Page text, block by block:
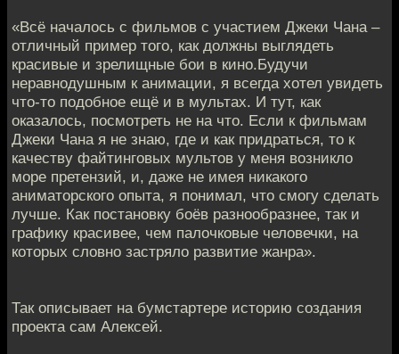
«Всё началось с фильмов с участием Джеки Чана –
отличный пример того, как должны выглядеть
красивые и зрелищные бои в кино.Будучи
неравнодушным к анимации, я всегда хотел увидеть
что-то подобное ещё и в мультах. И тут, как
оказалось, посмотреть не на что. Если к фильмам
Джеки Чана я не знаю, где и как придраться, то к
качеству файтинговых мультов у меня возникло
море претензий, и, даже не имея никакого
аниматорского опыта, я понимал, что смогу сделать
лучше. Как постановку боёв разнообразнее, так и
графику красивее, чем палочковые человечки, на
которых словно застряло развитие жанра».
Так описывает на бумстартере историю создания
проекта сам Алексей.